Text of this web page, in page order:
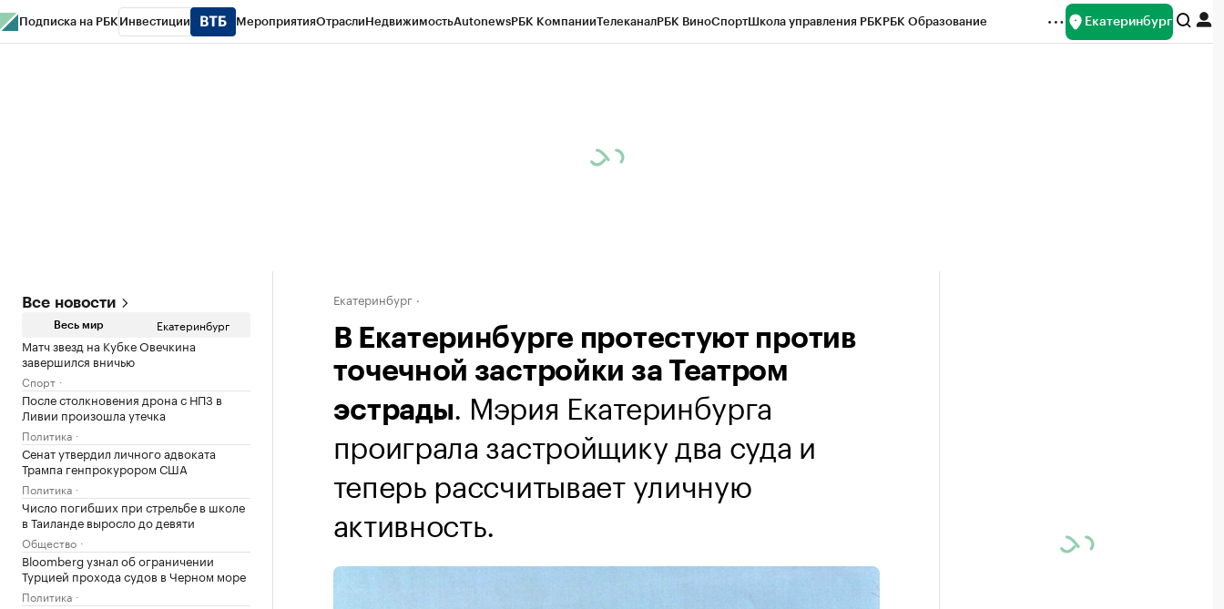
Подписка на РБК Инвестиции МероприятияОтраслиНедвижимостьAutonewsРБК КомпанииТелеканалРБК ВиноСпортШкола управления РБКРБК Образование Екатеринбург
Все новости
Весь мир Екатеринбург
Матч звезд на Кубке Овечкина
завершился вничью
Спорт
После столкновения дрона с НПЗ в
Ливии произошла утечка
Политика
Сенат утвердил личного адвоката
Трампа генпрокурором США
Политика
Число погибших при стрельбе в школе
в Таиланде выросло до девяти
Общество
Bloomberg узнал об ограничении
Турцией прохода судов в Черном море
Политика
Екатеринбург
В Екатеринбурге протестуют против
точечной застройки за Театром
эстрады. Мэрия Екатеринбурга
проиграла застройщику два суда и
теперь рассчитывает уличную
активность.